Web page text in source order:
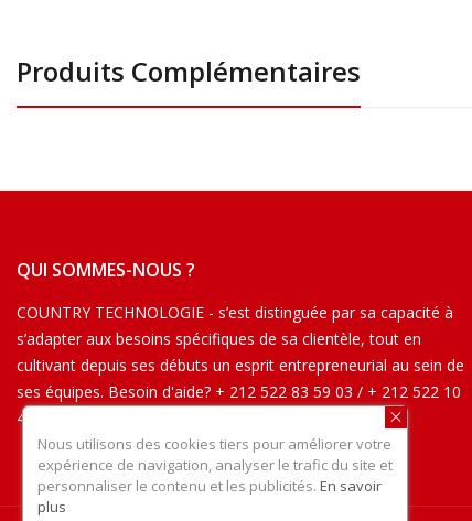
Produits Complémentaires
QUI SOMMES-NOUS ?
COUNTRY TECHNOLOGIE - s’est distinguée par sa capacité à
s’adapter aux besoins spécifiques de sa clientèle, tout en
cultivant depuis ses débuts un esprit entrepreneurial au sein de
ses équipes. Besoin d'aide? + 212 522 83 59 03 / + 212 522 10
42 54
Nous utilisons des cookies tiers pour améliorer votre
expérience de navigation, analyser le trafic du site et
personnaliser le contenu et les publicités. En savoir
plus